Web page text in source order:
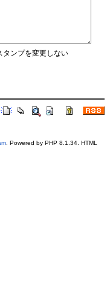
タンプを変更しない
. Powered by PHP 8.1.34. HTML